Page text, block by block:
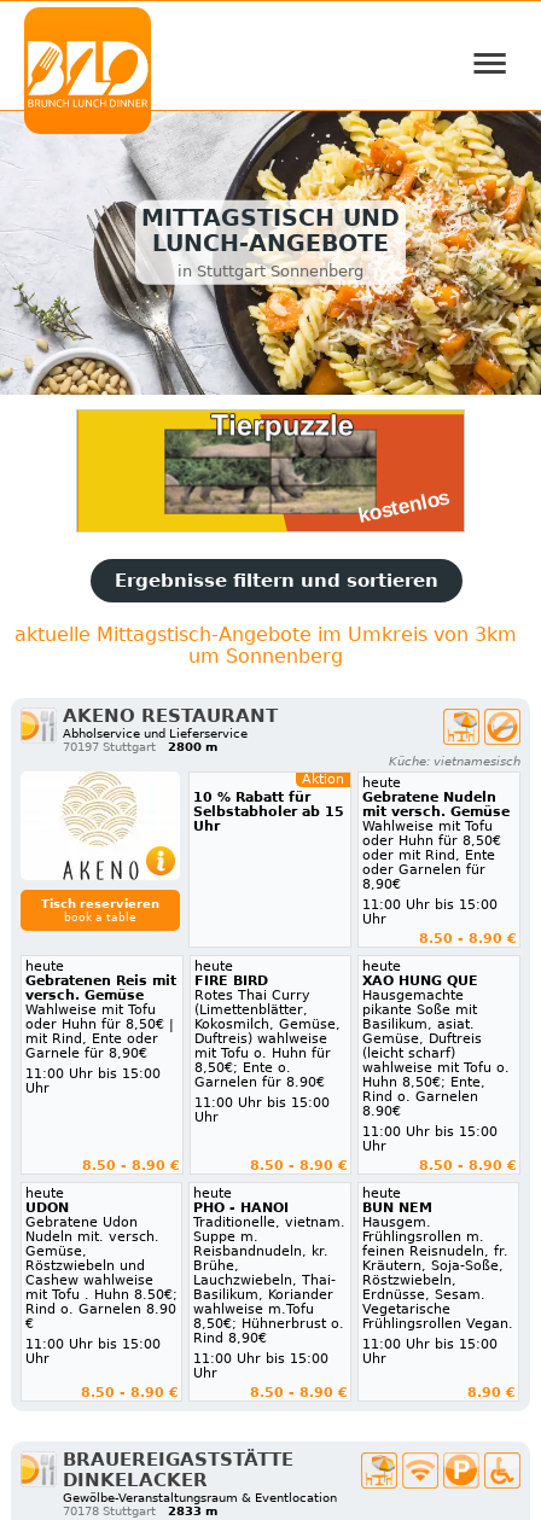
≡
MITTAGSTISCH UND
LUNCH-ANGEBOTE
in Stuttgart Sonnenberg
Ergebnisse filtern und sortieren
aktuelle Mittagstisch-Angebote im Umkreis von 3km
um Sonnenberg
AKENO RESTAURANT
Abholservice und Lieferservice
70197 Stuttgart
2800 m
Küche: vietnamesisch
Tisch reservieren
book a table
Aktion
10 % Rabatt für
Selbstabholer ab 15
Uhr
heute
Gebratene Nudeln
mit versch. Gemüse
Wahlweise mit Tofu
oder Huhn für 8,50€
oder mit Rind, Ente
oder Garnelen für
8,90€
11:00 Uhr bis 15:00
Uhr
8.50 - 8.90 €
heute
Gebratenen Reis mit
versch. Gemüse
Wahlweise mit Tofu
oder Huhn für 8,50€ |
mit Rind, Ente oder
Garnele für 8,90€
11:00 Uhr bis 15:00
Uhr
8.50 - 8.90 €
heute
FIRE BIRD
Rotes Thai Curry
(Limettenblätter,
Kokosmilch, Gemüse,
Duftreis) wahlweise
mit Tofu o. Huhn für
8,50€; Ente o.
Garnelen für 8.90€
11:00 Uhr bis 15:00
Uhr
8.50 - 8.90 €
heute
XAO HUNG QUE
Hausgemachte
pikante Soße mit
Basilikum, asiat.
Gemüse, Duftreis
(leicht scharf)
wahlweise mit Tofu o.
Huhn 8,50€; Ente,
Rind o. Garnelen
8.90€
11:00 Uhr bis 15:00
Uhr
8.50 - 8.90 €
heute
UDON
Gebratene Udon
Nudeln mit. versch.
Gemüse,
Röstzwiebeln und
Cashew wahlweise
mit Tofu . Huhn 8.50€;
Rind o. Garnelen 8.90
€
11:00 Uhr bis 15:00
Uhr
8.50 - 8.90 €
heute
PHO - HANOI
Traditionelle, vietnam.
Suppe m.
Reisbandnudeln, kr.
Brühe,
Lauchzwiebeln, Thai-
Basilikum, Koriander
wahlweise m.Tofu
8,50€; Hühnerbrust o.
Rind 8,90€
11:00 Uhr bis 15:00
Uhr
8.50 - 8.90 €
heute
BUN NEM
Hausgem.
Frühlingsrollen m.
feinen Reisnudeln, fr.
Kräutern, Soja-Soße,
Röstzwiebeln,
Erdnüsse, Sesam.
Vegetarische
Frühlingsrollen Vegan.
11:00 Uhr bis 15:00
Uhr
8.90 €
BRAUEREIGASTSTÄTTE
DINKELACKER
Gewölbe-Veranstaltungsraum & Eventlocation
70178 Stuttgart
2833 m